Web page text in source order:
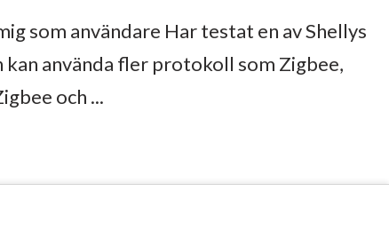
som användare Har testat en av Shellys
använda fler protokoll som Zigbee,
och ...